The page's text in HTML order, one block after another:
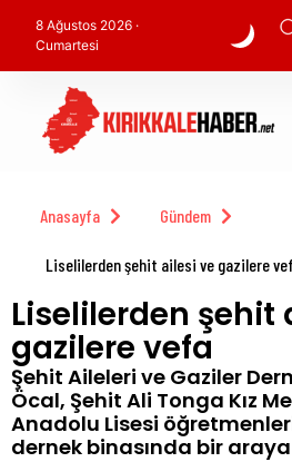
8 Ağustos 2026 ·
Cumartesi
Anasayfa Gündem
Liselilerden şehit ailesi ve gazilere
Liselilerden şehit
gazilere vefa
Şehit Aileleri ve Gaziler
Öcal, Şehit Ali Tonga Kız
Anadolu Lisesi
dernek binasında bir